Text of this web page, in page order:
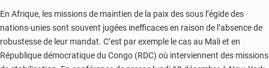
En Afrique, les missions de maintien de la paix des sous l’égide des
nations-unies sont souvent jugées inefficaces en raison de l’absence de
robustesse de leur mandat. C’est par exemple le cas au Mali et en
République démocratique du Congo (RDC) où interviennent des missions